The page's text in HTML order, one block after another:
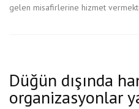
gelen misafirlerine hizmet
Düğün dışında
organizasyonlar